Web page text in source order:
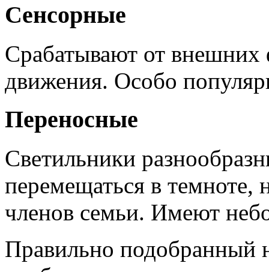
Сенсорные
Срабатывают от внешних
движения. Особо
Переносные
Светильники
перемещаться в темноте,
членов семьи. Имеют
Правильно подобранный